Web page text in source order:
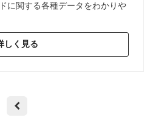
に関する各種データをわかりや
しく見る